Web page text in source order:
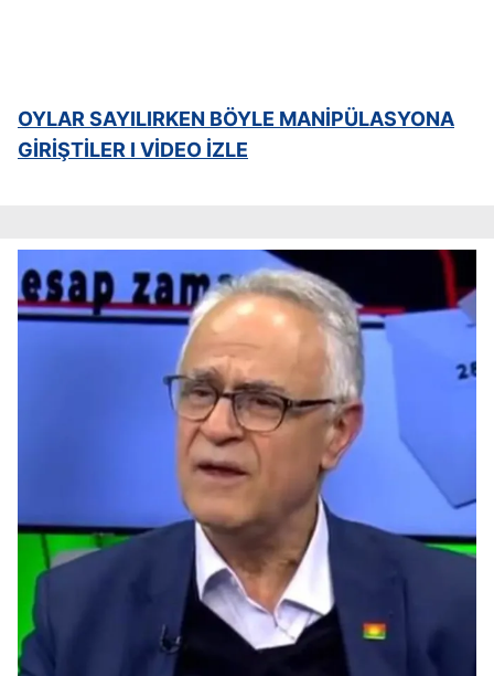
OYLAR SAYILIRKEN BÖYLE MANİPÜLASYONA
GİRİŞTİLER I VİDEO İZLE